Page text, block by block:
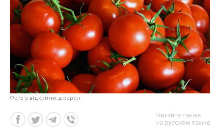
Фото з відкритих джерел
Читайте также
на русском языке